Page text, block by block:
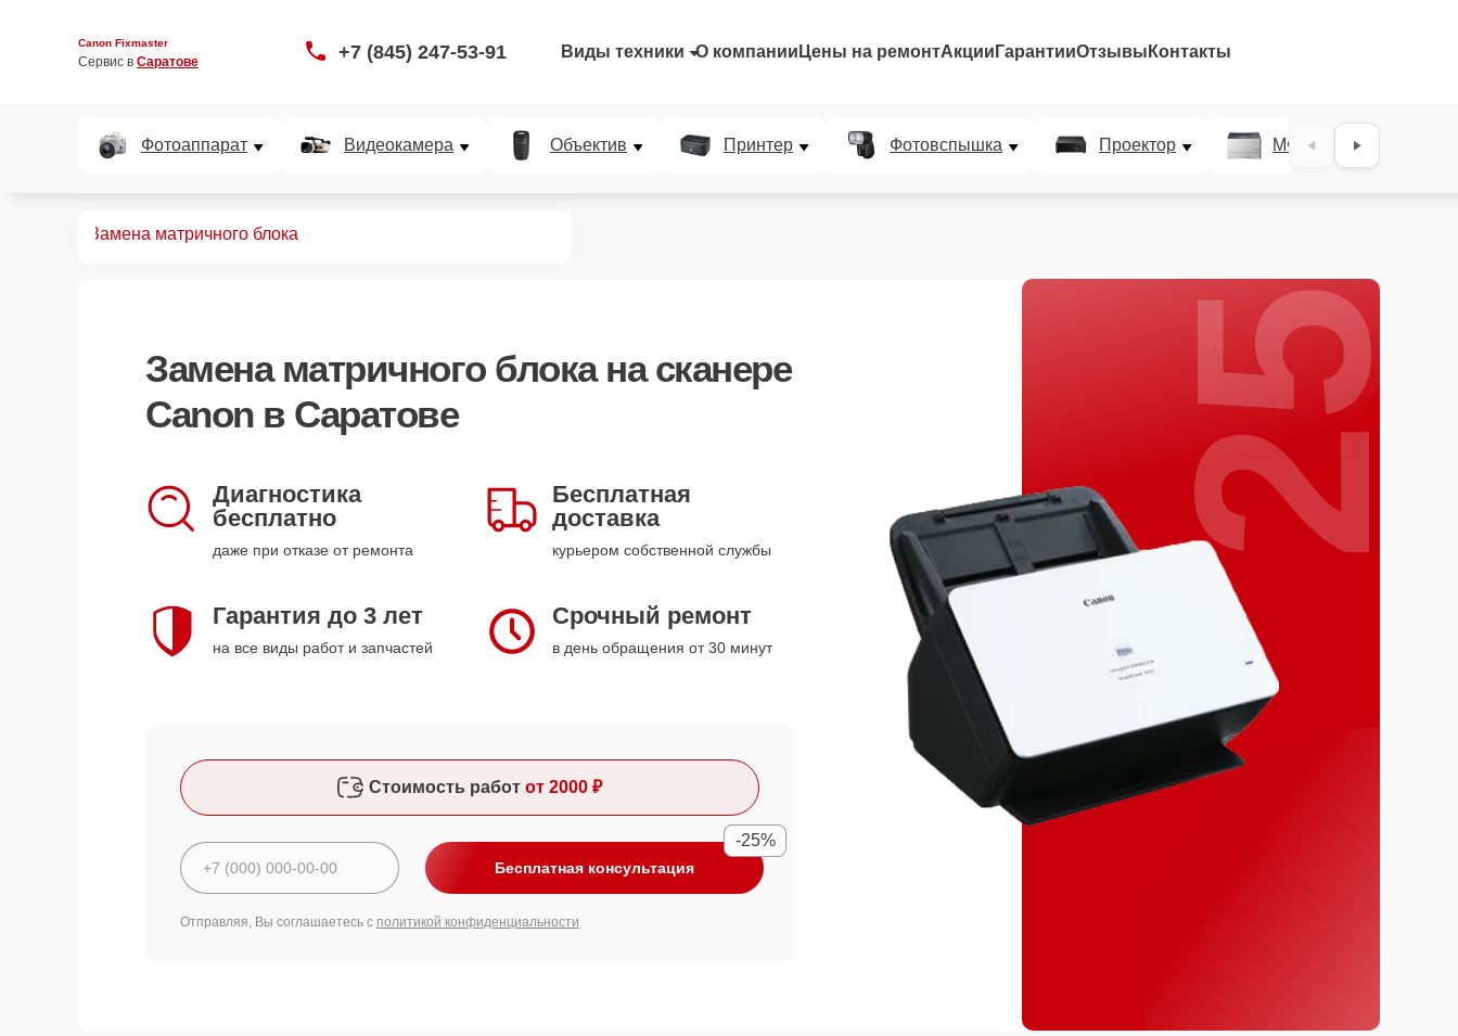
Canon Fixmaster
Сервис в Саратове +7 (845) 247-53-91 Виды техники О компании Цены на ремонтАкции ГарантииОтзывы Контакты
Фотоаппарат Видеокамера Объектив Принтер Фотовспышка Проектор МФУ
Замена матричного блока
Замена матричного блокана сканере
Canon в Саратове
Диагностика
бесплатно
даже при отказе от ремонта
Бесплатная
доставка
курьером собственной службы
Гарантия до 3 лет
на все виды работ и запчастей
Срочный ремонт
в день обращения от 30 минут
Стоимость работ от 2000 ₽
Бесплатная консультация
-25%
Отправляя, Вы соглашаетесь с политикой конфиденциальности
25%